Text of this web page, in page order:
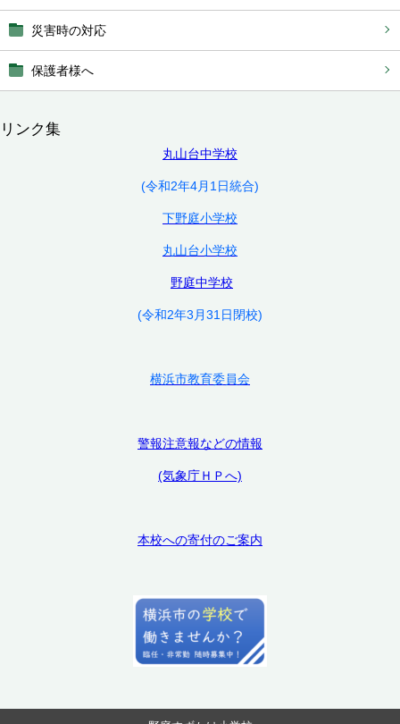
災害時の対応
保護者様へ
リンク集
丸山台中学校
(令和2年4月1日統合)
下野庭小学校
丸山台小学校
野庭中学校
(令和2年3月31日閉校)
横浜市教育委員会
警報注意報などの情報
(気象庁ＨＰへ)
本校への寄付のご案内